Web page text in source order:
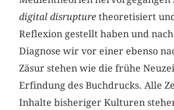
digital disrupture theoretisiert
Reflexion gestellt haben und
Diagnose wir vor einer ebenso
Zäsur stehen wie die frühe
Erfindung des Buchdrucks. Alle
Inhalte bisheriger Kulturen